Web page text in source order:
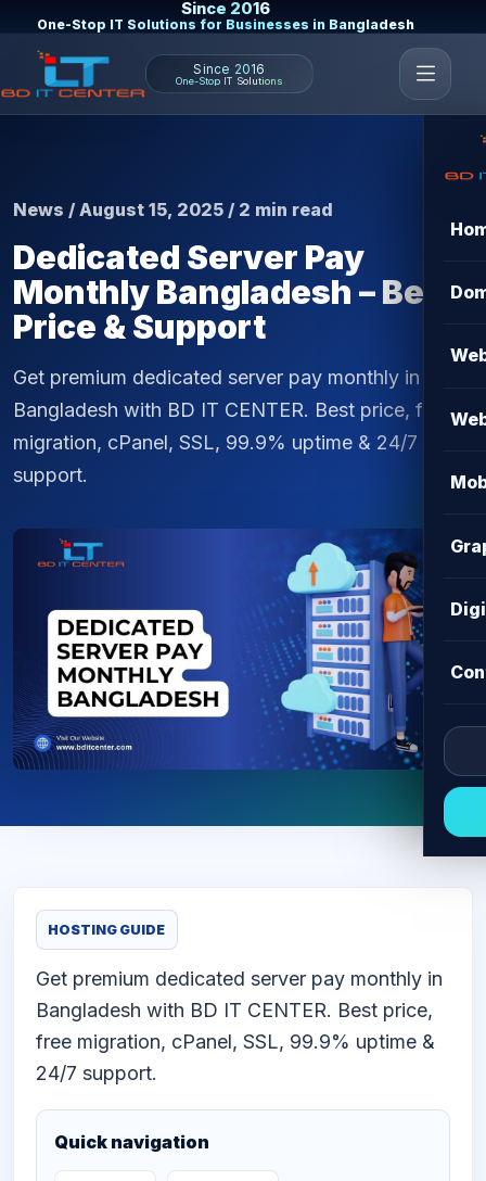
Since 2016
One-Stop IT Solutions for Businesses in Bangladesh
Since 2016
One-Stop IT Solutions
News / August 15, 2025 / 2 min read
Dedicated Server Pay
Monthly Bangladesh – Best
Price & Support
Get premium dedicated server pay monthly in
Bangladesh with BD IT CENTER. Best price, free
migration, cPanel, SSL, 99.9% uptime & 24/7
support.
HOSTING GUIDE
Get premium dedicated server pay monthly in
Bangladesh with BD IT CENTER. Best price,
free migration, cPanel, SSL, 99.9% uptime &
24/7 support.
Quick navigation